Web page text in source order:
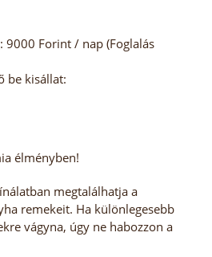
9000 Forint / nap (Foglalás
be kisállat:
élményben!
megtalálhatja a
remekeit. Ha különlegesebb
vágyna, úgy ne habozzon a